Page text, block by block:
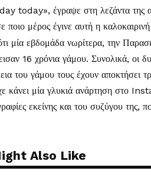
today», έγραψε στη λεζάντα της
ποιο μέρος έγινε αυτή η
μία εβδομάδα νωρίτερα, την
16 χρόνια γάμου. Συνολικά, οι
του γάμου τους έχουν αποκτήσει
κάνει μία γλυκιά ανάρτηση στο
εκείνης και του συζύγου της,
Also Like